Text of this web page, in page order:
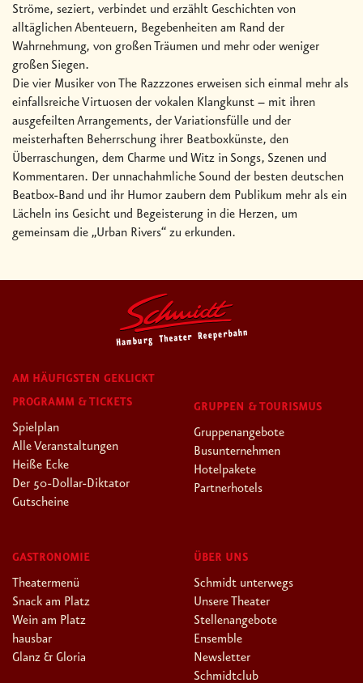
Ströme, seziert, verbindet und erzählt Geschichten von
alltäglichen Abenteuern, Begebenheiten am Rand der
Wahrnehmung, von großen Träumen und mehr oder weniger
großen Siegen.
Die vier Musiker von The Razzzones erweisen sich einmal mehr als
einfallsreiche Virtuosen der vokalen Klangkunst – mit ihren
ausgefeilten Arrangements, der Variationsfülle und der
meisterhaften Beherrschung ihrer Beatboxkünste, den
Überraschungen, dem Charme und Witz in Songs, Szenen und
Kommentaren. Der unnachahmliche Sound der besten deutschen
Beatbox-Band und ihr Humor zaubern dem Publikum mehr als ein
Lächeln ins Gesicht und Begeisterung in die Herzen, um
gemeinsam die „Urban Rivers“ zu erkunden.
AM HÄUFIGSTEN GEKLICKT
PROGRAMM & TICKETS
Spielplan
Alle Veranstaltungen
Heiße Ecke
Der 50-Dollar-Diktator
Gutscheine
GRUPPEN & TOURISMUS
Gruppenangebote
Busunternehmen
Hotelpakete
Partnerhotels
GASTRONOMIE
Theatermenü
Snack am Platz
Wein am Platz
hausbar
Glanz & Gloria
ÜBER UNS
Schmidt unterwegs
Unsere Theater
Stellenangebote
Ensemble
Newsletter
Schmidtclub